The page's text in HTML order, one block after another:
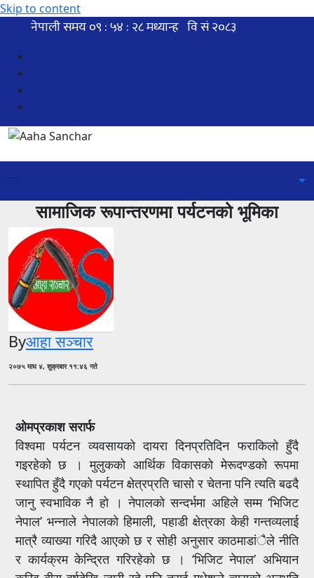
Skip to content
सामाजिक रूपान्तरणमा पर्यटनको भूमिका
Byआहा सञ्चार
२०७५ माघ ४, शुक्रबार ११:४६ गते
ओमप्रकाश सरार्फ
विश्वमा पर्यटन व्यवसायको दायरा दिनप्रतिदिन फराकिलो हुँदै
गइरहेको छ । मुलुकको आर्थिक विकासको मेरूदण्डको रूपमा
स्थापित हुँदै गएको पर्यटन क्षेत्रप्रति चासो र चेतना पनि त्यति बढदै
जानु स्वभाविक नै हो । नेपालको सन्दर्भमा अहिले सम्म ‘भिजिट
नेपाल’ भन्नाले नेपालको हिमाली, पहाडी क्षेत्रका केही गन्तव्यलाई
मात्रै व्याख्या गरिदै आएको छ र सोही अनुसार काठमाडांैले नीति
र कार्यक्रम केन्द्रित गरिरहेको छ । ‘भिजिट नेपाल’ अभियान